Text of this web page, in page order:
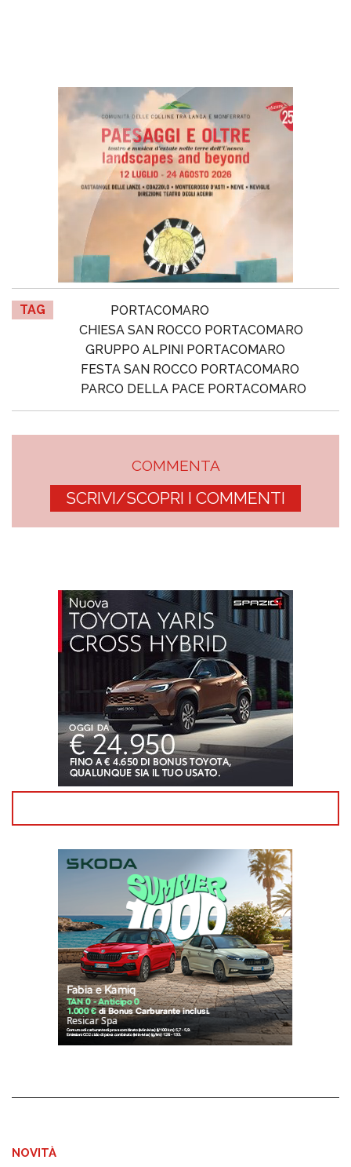
TAG
PORTACOMARO
CHIESA SAN ROCCO PORTACOMARO
GRUPPO ALPINI PORTACOMARO
FESTA SAN ROCCO PORTACOMARO
PARCO DELLA PACE PORTACOMARO
COMMENTA
SCRIVI/SCOPRI I COMMENTI
NOVITÀ